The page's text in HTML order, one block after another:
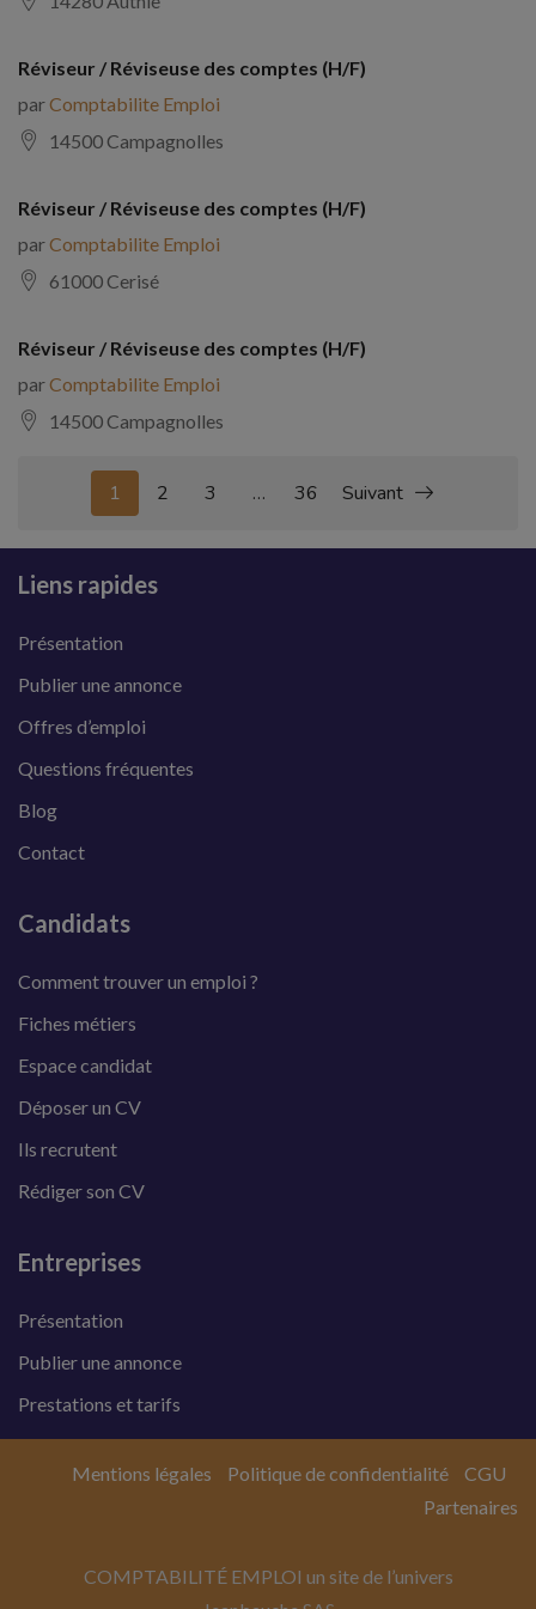
Réviseur / Réviseuse des comptes (H/F)
parComptabilite Emploi
14500 Campagnolles
Réviseur / Réviseuse des comptes (H/F)
parComptabilite Emploi
61000 Cerisé
Réviseur / Réviseuse des comptes (H/F)
parComptabilite Emploi
14500 Campagnolles
1 2 3 … 36 Suivant
Liens rapides
Présentation
Publier une annonce
Offres d’emploi
Questions fréquentes
Blog
Contact
Candidats
Comment trouver un emploi ?
Fiches métiers
Espace candidat
Déposer un CV
Ils recrutent
Rédiger son CV
Entreprises
Présentation
Publier une annonce
Prestations et tarifs
COMPTABILITÉ EMPLOI un site de l’univers
Mentions légales Politique de confidentialité
CGU
Partenaires